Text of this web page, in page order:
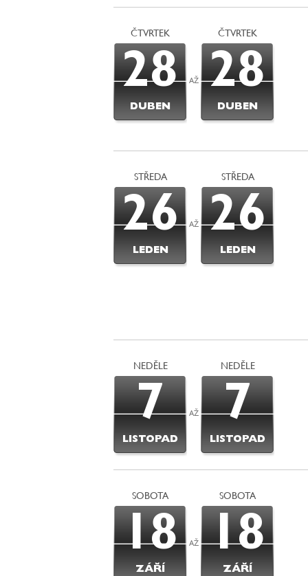
ČTVRTEK
28
DUBEN
AŽ
ČTVRTEK
28
DUBEN
STŘEDA
26
LEDEN
AŽ
STŘEDA
26
LEDEN
NEDĚLE
7
LISTOPAD
AŽ
NEDĚLE
7
LISTOPAD
SOBOTA
18
ZÁŘÍ
AŽ
SOBOTA
18
ZÁŘÍ